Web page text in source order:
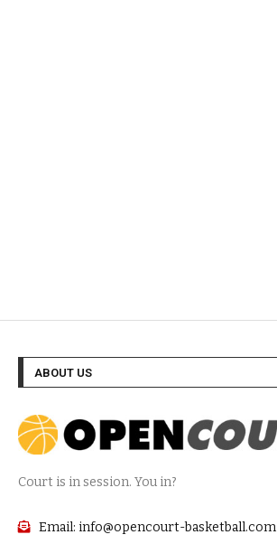
ABOUT US
Court is in session. You in?
Email: info@opencourt-basketball.com